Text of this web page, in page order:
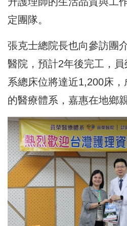
定團隊。
張克士總院長也向參訪團
醫院，預計2年後完工，
系總床位將達近1,200床
的醫療體系，嘉惠在地鄉親